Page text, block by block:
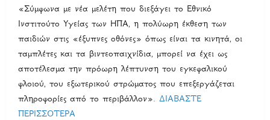
«Σύμφωνα με νέα μελέτη που διεξάγει το Εθνικό
Ινστιτούτο Υγείας των ΗΠΑ, η πολύωρη έκθεση των
παιδιών στις «έξυπνες οθόνες» όπως είναι τα κινητά, οι
ταμπλέτες και τα βιντεοπαιχνίδια, μπορεί να έχει ως
αποτέλεσμα την πρόωρη λέπτυνση του εγκεφαλικού
φλοιού, του εξωτερικού στρώματος που επεξεργάζεται
πληροφορίες από το περιβάλλον». ΔΙΑΒΑΣΤΕ
ΠΕΡΙΣΣΟΤΕΡΑ